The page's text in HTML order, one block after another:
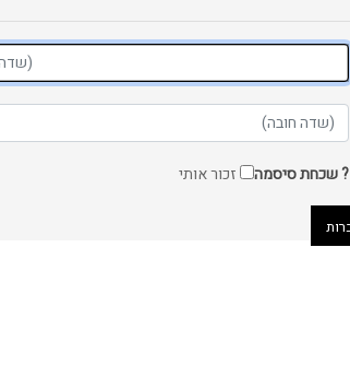
זכור אותי ? שכחת סיסמה